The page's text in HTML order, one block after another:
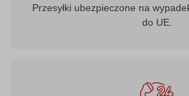
Przesyłki ubezpieczone na
do UE.